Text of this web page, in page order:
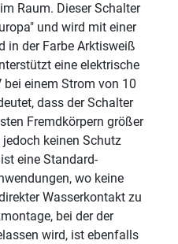
Raum. Dieser Schalter
und wird mit einer
in der Farbe Arktisweiß
eine elektrische
einem Strom von 10
dass der Schalter
Fremdkörpern größer
keinen Schutz
eine Standard-
wo keine
Wasserkontakt zu
bei der der
wird, ist ebenfalls